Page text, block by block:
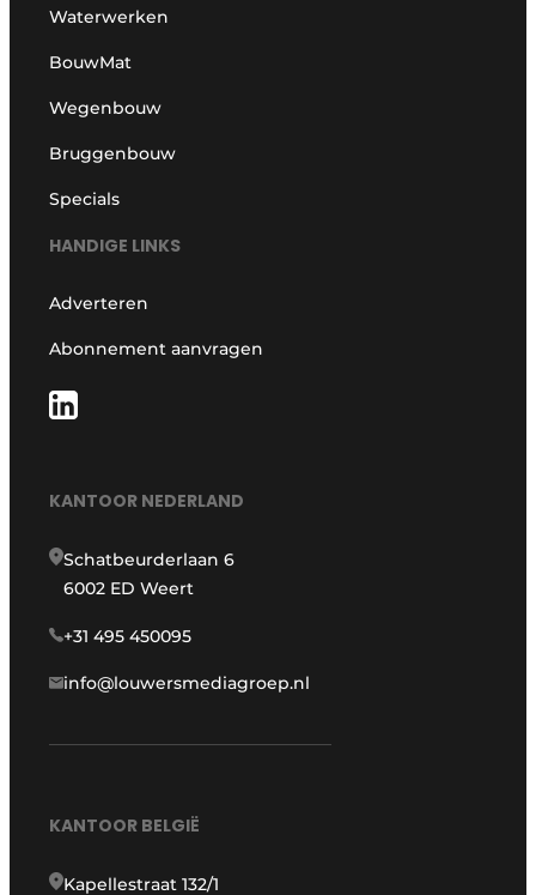
Waterwerken
BouwMat
Wegenbouw
Bruggenbouw
Specials
HANDIGE LINKS
Adverteren
Abonnement aanvragen
KANTOOR NEDERLAND
Schatbeurderlaan 6
6002 ED Weert
+31 495 450095
info@louwersmediagroep.nl
KANTOOR BELGIË
Kapellestraat 132/1